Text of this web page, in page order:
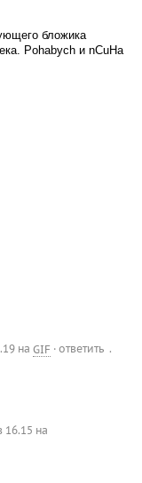
бложика
Pohabych и nCuHa
на GIF · ответить .
16.15 на